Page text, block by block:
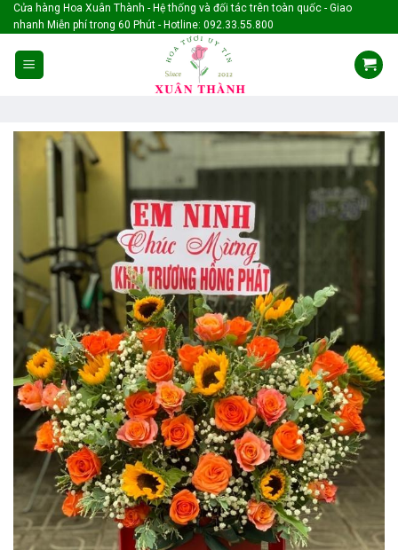
Skip
to
content
Cửa hàng Hoa Xuân Thành - Hệ thống và đối tác trên toàn quốc - Giao
nhanh Miễn phí trong 60 Phút - Hotline: 092.33.55.800